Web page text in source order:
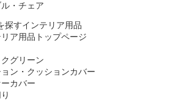
・チェア
インテリア用品
ア用品トップページ
グリーン
ン・クッションカバー
カバー